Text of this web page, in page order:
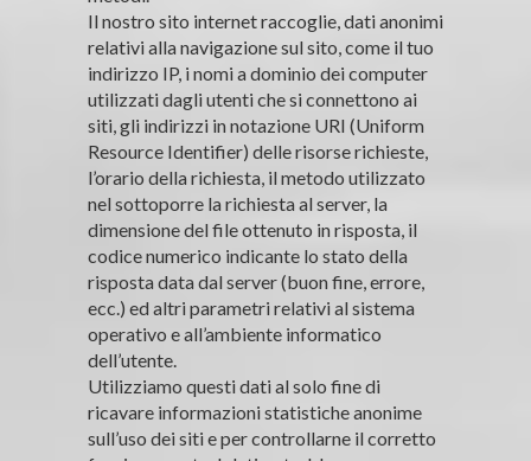
Il nostro sito internet raccoglie, dati anonimi
relativi alla navigazione sul sito, come il tuo
indirizzo IP, i nomi a dominio dei computer
utilizzati dagli utenti che si connettono ai
siti, gli indirizzi in notazione URI (Uniform
Resource Identifier) delle risorse richieste,
l’orario della richiesta, il metodo utilizzato
nel sottoporre la richiesta al server, la
dimensione del file ottenuto in risposta, il
codice numerico indicante lo stato della
risposta data dal server (buon fine, errore,
ecc.) ed altri parametri relativi al sistema
operativo e all’ambiente informatico
dell’utente.
Utilizziamo questi dati al solo fine di
ricavare informazioni statistiche anonime
sull’uso dei siti e per controllarne il corretto